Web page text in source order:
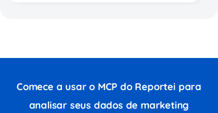
Comece a usar o MCP do Reportei para
analisar seus dados de marketing